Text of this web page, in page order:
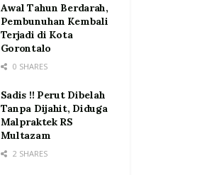
Awal Tahun Berdarah,
Pembunuhan Kembali
Terjadi di Kota
Gorontalo
0 SHARES
Sadis !! Perut Dibelah
Tanpa Dijahit, Diduga
Malpraktek RS
Multazam
2 SHARES